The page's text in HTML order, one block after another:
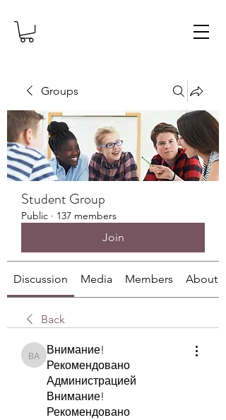
Groups
Student Group
Public · 137 members
Join
Discussion Media Members About
Back
Внимание! Рекомендовано Администрацией
Внимание!
Рекомендовано
Администрацией
Внимание!
Рекомендовано